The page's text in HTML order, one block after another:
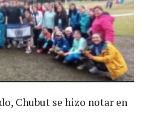
Chubut se hizo notar en